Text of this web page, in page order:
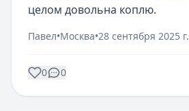
целом довольна коплю.
Павел•Москва•28 сентября 2025 г.
0 0